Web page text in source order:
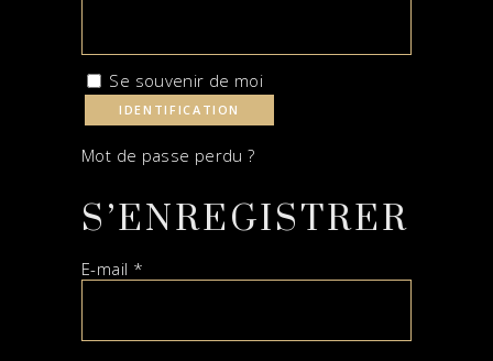
Se souvenir de moi
IDENTIFICATION
Mot de passe perdu ?
S’ENREGISTRER
E-mail *